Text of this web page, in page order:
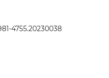
4755.20230038